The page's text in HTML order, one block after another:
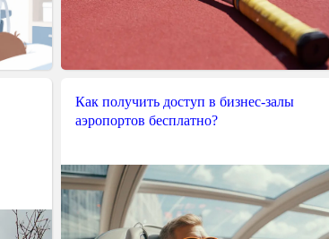
Как получить доступ в бизнес-залы
аэропортов бесплатно?